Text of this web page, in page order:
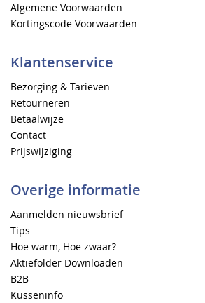
Algemene Voorwaarden
Kortingscode Voorwaarden
Klantenservice
Bezorging & Tarieven
Retourneren
Betaalwijze
Contact
Prijswijziging
Overige informatie
Aanmelden nieuwsbrief
Tips
Hoe warm, Hoe zwaar?
Aktiefolder Downloaden
B2B
Kusseninfo